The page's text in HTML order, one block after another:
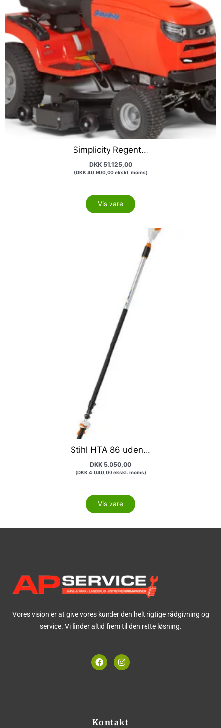
Simplicity Regent...
DKK51.125,00
(DKK40.900,00ekskl. moms)
Vis vare
Stihl HTA 86 uden...
DKK 5.050,00
(DKK4.040,00ekskl. moms)
Vis vare
Vores vision er at give vores kunder den helt rigtige rådgivning og
service. Vi finder altid frem til den rette løsning.
F
a
c
I
n
s
m
Kontakt